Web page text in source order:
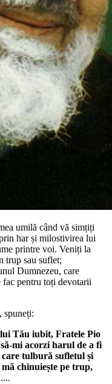
umilă când vă simțiți
har și milostivirea lui
printre voi. Veniți la
trup sau suflet;
Dumnezeu, care
fac pentru toți devotarii
spuneți:
Tău iubit, Fratele Pio
mi acorzi harul de a fi
tulbură sufletul și
chinuiește pe trup,